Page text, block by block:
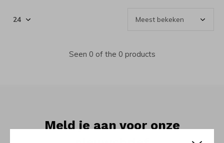
Seen 0 of the 0 products
Meld je aan voor onze